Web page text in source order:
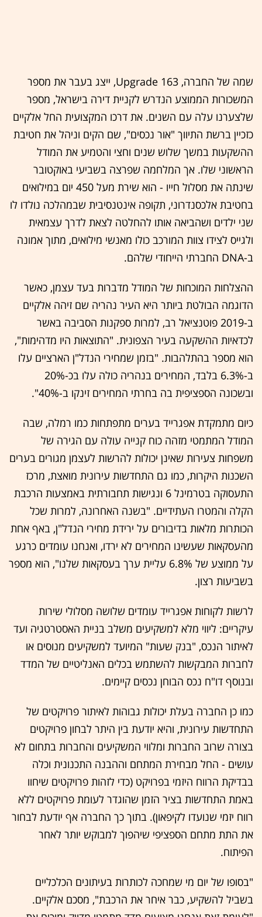
שמה של החברה, Upgrade 163, ייצג בעבר את מספר
המשכורות הממוצע הנדרש לקניית דירה בישראל, מספר
שלצערנו עלה עם השנים. את דרכו המקצועית החל אלקיים
כזכיין ברשת התיווך "אור נכסים", שם הקים וניהל את חטיבת
ההשקעות במשך שלוש שנים וחצי והטמיע את המודל
הראשוני שלו. אך המלחמה שפרצה בשביעי באוקטובר
שינתה את מסלול חייו - הוא שירת מעל 450 יום במילואים
בחטיבת אלכסנדרוני, תקופה אינטנסיבית שבמהלכה נולדו לו
שני ילדים ושהביאה אותו להחלטה לצאת לדרך עצמאית
ולגייס לצידו צוות המורכב כולו מאנשי מילואים, מתוך אמונה
ב-DNA החברתי הייחודי שלהם.
ההצלחות המוכחות של המודל מדברות בעד עצמן, כאשר
הדוגמה הבולטת ביותר היא העיר נהריה שם זיהה אלקיים
ב-2019 פוטנציאל רב, למרות ספקנות הסביבה באשר
לכדאיות ההשקעה בעיר הצפונית. "התוצאות היו מדהימות",
הוא מספר בהתלהבות. "בזמן שמחירי הנדל"ן הארציים עלו
ב-6.3% בלבד, המחירים בנהריה כולה עלו בכ-20%
ובשכונה הספציפית בה בחרתי המחירים זינקו ב-40%".
כיום מתמקדת אפגרייד בערים מתפתחות כמו רמלה, שבה
המודל המתמטי מזהה כוח קנייה עולה עם הגירה של
משפחות צעירות שאינן יכולות להרשות לעצמן מגורים בערים
השכנות היקרות, כמו גם התחדשות עירונית מואצת, מרכז
התעסוקה בטרמינל 6 ונגישות תחבורתית באמצעות הרכבת
הקלה והמטרו העתידיים. "בשנה האחרונה, למרות שכל
הכותרות מלאות בדיבורים על ירידת מחירי הנדל"ן, באף אחת
מהעסקאות שעשינו המחירים לא ירדו, ואנחנו עומדים כרגע
על ממוצע של 6.8% עליית ערך בעסקאות שלנו", הוא מספר
בשביעות רצון.
לרשות לקוחות אפגרייד עומדים שלושה מסלולי שירות
עיקריים: ליווי מלא למשקיעים משלב בניית האסטרטגיה ועד
לאיתור הנכס, "בנק שעות" המיועד למשקיעים מנוסים או
לחברות המבקשות להשתמש בכלים האנליטיים של המדד
ובנוסף דו"ח נכס הבוחן נכסים קיימים.
כמו כן החברה בעלת יכולות גבוהות לאיתור פרויקטים של
התחדשות עירונית, והיא יודעת בין היתר לבחון פרויקטים
בצורה שרוב החברות ומלווי המשקיעים והחברות בתחום לא
עושים - החל מבחירת המתחם וההבנה התכנונית וכלה
בבדיקת הרווח היזמי בפרויקט (כדי לזהות פרויקטים שיחוו
באמת התחדשות בציר הזמן שהוגדר לעומת פרויקטים ללא
רווח יזמי שנועדו לקיפאון). בתוך כך החברה אף יודעת לבחור
את התת מתחם הספציפי שיהפוך למבוקש יותר לאחר
הפיתוח.
"בסופו של יום מי שמחכה לכותרות בעיתונים הכלכליים
בשביל להשקיע, כבר איחר את הרכבת", מסכם אלקיים.